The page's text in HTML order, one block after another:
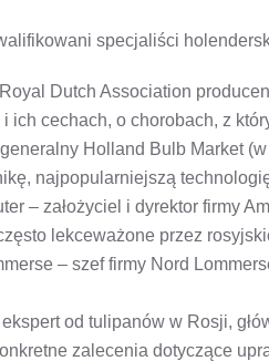
specjaliści
Dutch Association
ich cechach, o chorobach, z
Holland Bulb Market
najpopularniejszą
– założyciel i dyrektor firmy
lekceważone przez
– szef firmy Nord
od tulipanów w Rosji,
zalecenia dotyczące